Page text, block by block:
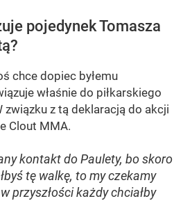
pojedynek Tomasza
chce dopiec byłemu
właśnie do piłkarskiego
z tą deklaracją do akcji
Clout MMA.
kontakt do Paulety, bo skoro
tę walkę, to my czekamy
przyszłości każdy chciałby